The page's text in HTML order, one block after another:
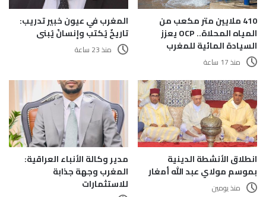
410 ملايين متر مكعب من
المياه المحلاة.. OCP يعزز
السيادة المائية للمغرب
منذ 17 ساعة
المغرب في عيون خبير تدريب:
تاريخٌ يُكتب وإنسانٌ يُبنى
منذ 23 ساعة
انطلاق الأنشطة الدينية
بموسم مولاي عبد الله أمغار
منذ يومين
مدير وكالة الأنباء العراقية:
المغرب وجهة جذابة
للاستثمارات